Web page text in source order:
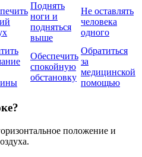
Поднять
ноги и
подняться
выше
Не оставлять
человека
одного
Обеспечить
спокойную
обстановку
Обратиться
за
медицинской
помощью
положение и